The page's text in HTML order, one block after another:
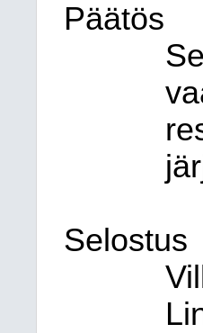
Päätös
Selostus